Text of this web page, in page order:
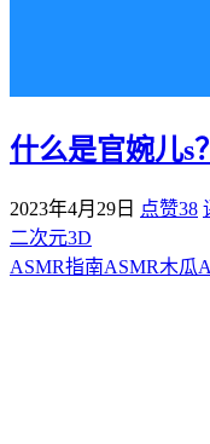
什么是官婉儿s？
2023年4月29日 点赞38
二次元3D
ASMR指南ASMR木瓜